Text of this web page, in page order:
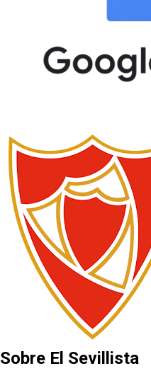
Sobre El Sevillista